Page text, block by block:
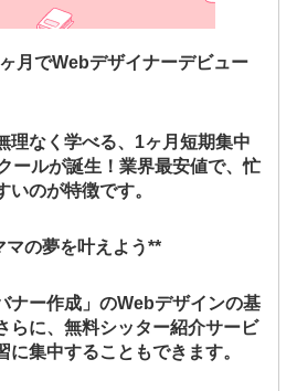
月でWebデザイナーデビュー
理なく学べる、1ヶ月短期集中
ールが誕生！業界最安値で、忙
いのが特徴です。
マの夢を叶えよう**
ナー作成」のWebデザインの基
らに、無料シッター紹介サービ
に集中することもできます。